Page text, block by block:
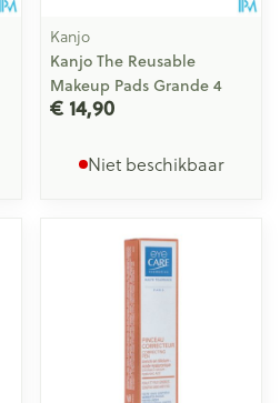
Kanjo
Kanjo The Reusable
Makeup Pads Grande 4
€ 14,90
Niet beschikbaar